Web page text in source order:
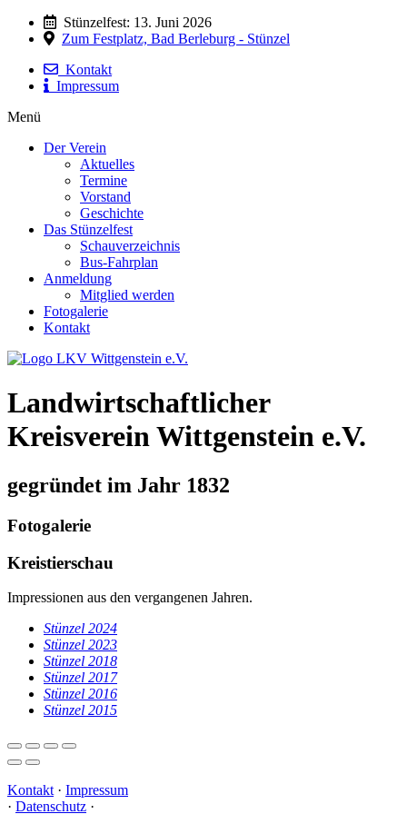
Stünzelfest: 13. Juni 2026
Zum Festplatz, Bad Berleburg - Stünzel
Kontakt
Impressum
Menü
Der Verein
Aktuelles
Termine
Vorstand
Geschichte
Das Stünzelfest
Schauverzeichnis
Bus-Fahrplan
Anmeldung
Mitglied werden
Fotogalerie
Kontakt
Landwirtschaftlicher
Kreisverein Wittgenstein e.V.
gegründet im Jahr 1832
Fotogalerie
Kreistierschau
Impressionen aus den vergangenen Jahren.
Stünzel 2024
Stünzel 2023
Stünzel 2018
Stünzel 2017
Stünzel 2016
Stünzel 2015
Kontakt · Impressum
· Datenschutz ·